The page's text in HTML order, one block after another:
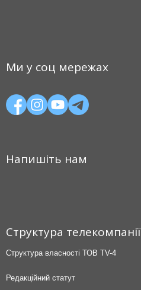
Ми у соц мережах
Напишіть нам
Структура телекомпанії
Структура власності ТОВ TV-4
Редакційний статут